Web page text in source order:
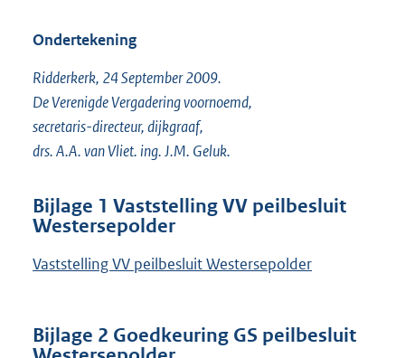
Ondertekening
Ridderkerk, 24 September 2009.
De Verenigde Vergadering voornoemd,
secretaris-directeur, dijkgraaf,
drs. A.A. van Vliet. ing. J.M. Geluk.
Bijlage 1 Vaststelling VV peilbesluit
Westersepolder
Vaststelling VV peilbesluit Westersepolder
Bijlage 2 Goedkeuring GS peilbesluit